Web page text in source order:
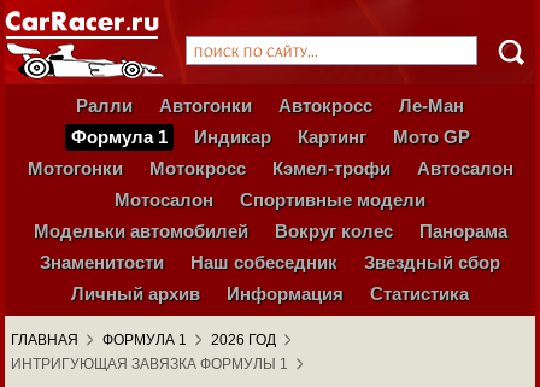
Ралли Автогонки Автокросс
Ле-Ман
Формула 1
Индикар Картинг
Мото GP
Мотогонки
Мотокросс Кэмел-трофи
Автосалон
Мотосалон
Спортивные модели
Модельки автомобилей
Вокруг колес
Панорама
Знаменитости
Наш собеседник
Звездный сбор
Личный архив
Информация Статистика
ГЛАВНАЯ ФОРМУЛА 1
2026 ГОД
ИНТРИГУЮЩАЯ ЗАВЯЗКА ФОРМУЛЫ 1